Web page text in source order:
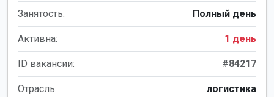
Занятость: Полный день
Активна: 1 день
ID вакансии: #84217
Отрасль: логистика